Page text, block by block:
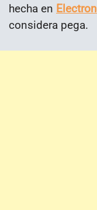
hecha en Electron
considera pega.